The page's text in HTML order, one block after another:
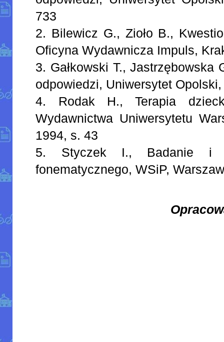
733
2. Bilewicz G., Zioło B.,
Oficyna Wydawnicza Impuls,
3. Gałkowski T., Jastrzębowska
odpowiedzi, Uniwersytet
4. Rodak H., Terapia
Wydawnictwa Uniwersytetu
1994, s. 43
5. Styczek I., Badanie i
fonematycznego, WSiP,